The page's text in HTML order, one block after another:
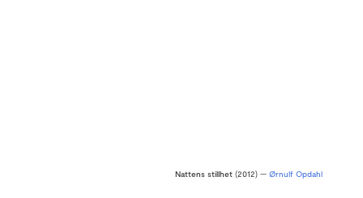
Nattens stillhet (2012) — Ørnulf Opdahl